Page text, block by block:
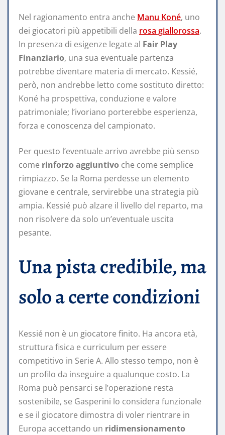
Nel ragionamento entra anche Manu Koné, uno
dei giocatori più appetibili della rosa giallorossa.
In presenza di esigenze legate al Fair Play
Finanziario, una sua eventuale partenza
potrebbe diventare materia di mercato. Kessié,
però, non andrebbe letto come sostituto diretto:
Koné ha prospettiva, conduzione e valore
patrimoniale; l’ivoriano porterebbe esperienza,
forza e conoscenza del campionato.
Per questo l’eventuale arrivo avrebbe più senso
come rinforzo aggiuntivo che come semplice
rimpiazzo. Se la Roma perdesse un elemento
giovane e centrale, servirebbe una strategia più
ampia. Kessié può alzare il livello del reparto, ma
non risolvere da solo un’eventuale uscita
pesante.
Una pista credibile, ma
solo a certe condizioni
Kessié non è un giocatore finito. Ha ancora età,
struttura fisica e curriculum per essere
competitivo in Serie A. Allo stesso tempo, non è
un profilo da inseguire a qualunque costo. La
Roma può pensarci se l’operazione resta
sostenibile, se Gasperini lo considera funzionale
e se il giocatore dimostra di voler rientrare in
Europa accettando un ridimensionamento